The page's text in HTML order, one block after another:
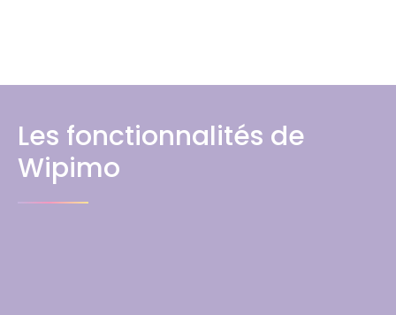
Les fonctionnalités de
Wipimo